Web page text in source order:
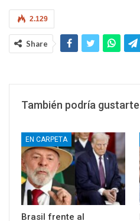
2.129
Share
También podría gustarte
EN CARPETA
Brasil frente al